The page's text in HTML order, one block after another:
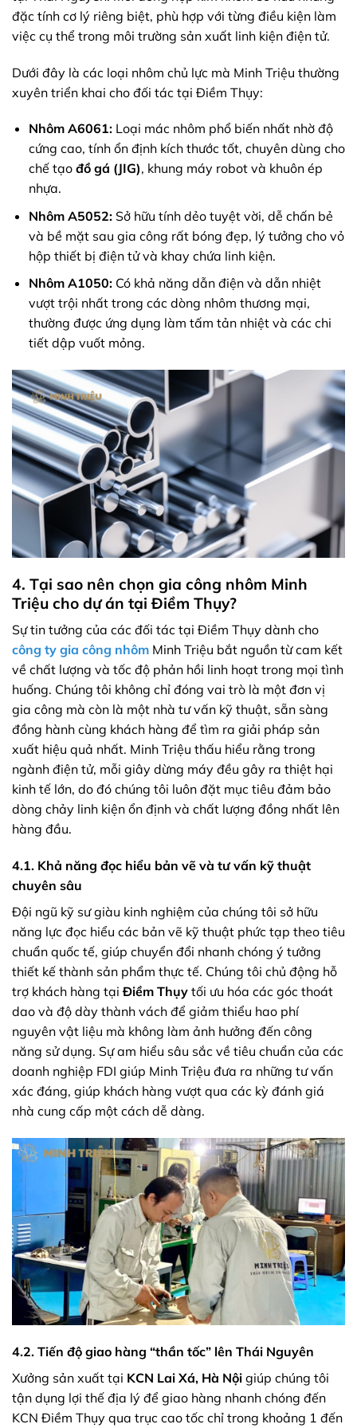
đặc tính cơ lý riêng biệt, phù hợp với từng điều kiện làm
việc cụ thể trong môi trường sản xuất linh kiện điện tử.
Dưới đây là các loại nhôm chủ lực mà Minh Triệu thường
xuyên triển khai cho đối tác tại Điềm Thụy:
Nhôm A6061:Loại mác nhôm phổ biến nhất nhờ độ
cứng cao, tính ổn định kích thước tốt, chuyên dùng cho
chế tạo đồ gá (JIG), khung máy robot và khuôn ép
nhựa.
Nhôm A5052:Sở hữu tính dẻo tuyệt vời, dễ chấn bẻ
và bề mặt sau gia công rất bóng đẹp, lý tưởng cho vỏ
hộp thiết bị điện tử và khay chứa linh kiện.
Nhôm A1050:Có khả năng dẫn điện và dẫn nhiệt
vượt trội nhất trong các dòng nhôm thương mại,
thường được ứng dụng làm tấm tản nhiệt và các chi
tiết dập vuốt mỏng.
4. Tại sao nên chọn gia công nhôm Minh
Triệu cho dự án tại Điềm Thụy?
Sự tin tưởng của các đối tác tại Điềm Thụy dành cho
công ty gia công nhôm Minh Triệu bắt nguồn từ cam kết
về chất lượng và tốc độ phản hồi linh hoạt trong mọi tình
huống. Chúng tôi không chỉ đóng vai trò là một đơn vị
gia công mà còn là một nhà tư vấn kỹ thuật, sẵn sàng
đồng hành cùng khách hàng để tìm ra giải pháp sản
xuất hiệu quả nhất. Minh Triệu thấu hiểu rằng trong
ngành điện tử, mỗi giây dừng máy đều gây ra thiệt hại
kinh tế lớn, do đó chúng tôi luôn đặt mục tiêu đảm bảo
dòng chảy linh kiện ổn định và chất lượng đồng nhất lên
hàng đầu.
4.1. Khả năng đọc hiểu bản vẽ và tư vấn kỹ thuật
chuyên sâu
Đội ngũ kỹ sư giàu kinh nghiệm của chúng tôi sở hữu
năng lực đọc hiểu các bản vẽ kỹ thuật phức tạp theo tiêu
chuẩn quốc tế, giúp chuyển đổi nhanh chóng ý tưởng
thiết kế thành sản phẩm thực tế. Chúng tôi chủ động hỗ
trợ khách hàng tạiĐiềm Thụy tối ưu hóa các góc thoát
dao và độ dày thành vách để giảm thiểu hao phí
nguyên vật liệu mà không làm ảnh hưởng đến công
năng sử dụng. Sự am hiểu sâu sắc về tiêu chuẩn của các
doanh nghiệp FDI giúp Minh Triệu đưa ra những tư vấn
xác đáng, giúp khách hàng vượt qua các kỳ đánh giá
nhà cung cấp một cách dễ dàng.
4.2. Tiến độ giao hàng “thần tốc” lên Thái Nguyên
Xưởng sản xuất tại KCN Lai Xá, Hà Nội giúp chúng tôi
tận dụng lợi thế địa lý để giao hàng nhanh chóng đến
KCN Điềm Thụy qua trục cao tốc chỉ trong khoảng 1 đến